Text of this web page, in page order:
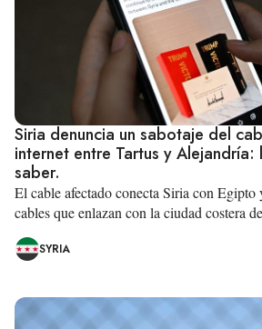
Siria denuncia un sabotaje del
internet entre Tartus y Alejandría:
saber.
El cable afectado conecta Siria con Egipto
cables que enlazan con la ciudad costera
SYRIA